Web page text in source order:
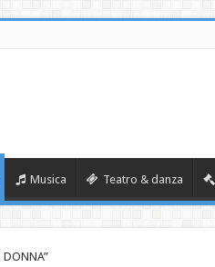
Musica Teatro & danza
DONNA”